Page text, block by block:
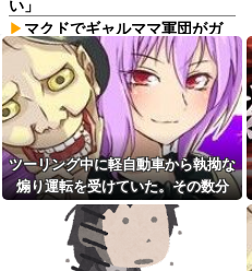
い」
マクドでギャルママ軍団がガ
キを放って動物園。ワシ「自分
らのママにもっと遊んで欲しい
やんな？」ガキ「遊んでほし
い」ワシ「魔法の言葉があるよ...
【画像】こんな感じのクルマ
で車中泊旅したいよな？？？
【画像】俺たちの姫本田望
結、久しぶりに画像を投稿した
結果→やっぱりワイらの姫だっ
たw w w w w w w w w w
寺田心、週6ジム通いで体重
62kg→82kgに 110kgのベンチ
プレス持ち上げる姿披露
ツーリング中に軽自動車から執拗な
煽り運転を受けていた。その数分
後、思わぬ結末を目撃することにな